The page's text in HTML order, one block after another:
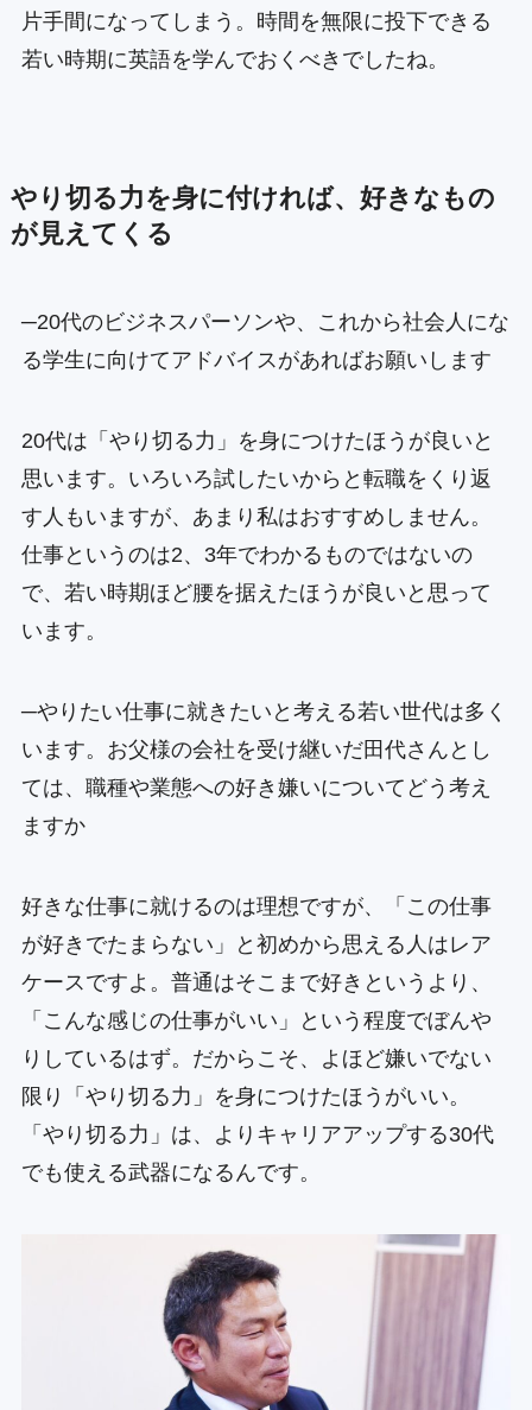
片手間になってしまう。時間を無限に投下できる
若い時期に英語を学んでおくべきでしたね。
やり切る力を身に付ければ、好きなもの
が見えてくる
─20代のビジネスパーソンや、これから社会人にな
る学生に向けてアドバイスがあればお願いします
20代は「やり切る力」を身につけたほうが良いと
思います。いろいろ試したいからと転職をくり返
す人もいますが、あまり私はおすすめしません。
仕事というのは2、3年でわかるものではないの
で、若い時期ほど腰を据えたほうが良いと思って
います。
─やりたい仕事に就きたいと考える若い世代は多く
います。お父様の会社を受け継いだ田代さんとし
ては、職種や業態への好き嫌いについてどう考え
ますか
好きな仕事に就けるのは理想ですが、「この仕事
が好きでたまらない」と初めから思える人はレア
ケースですよ。普通はそこまで好きというより、
「こんな感じの仕事がいい」という程度でぼんや
りしているはず。だからこそ、よほど嫌いでない
限り「やり切る力」を身につけたほうがいい。
「やり切る力」は、よりキャリアアップする30代
でも使える武器になるんです。